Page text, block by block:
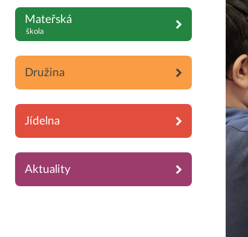
Mateřská
škola
Družina
Jídelna
Aktuality